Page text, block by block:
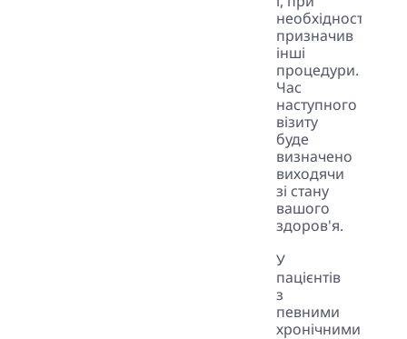
необхідності,
призначив
інші
процедури.
Час
наступного
візиту
буде
визначено
виходячи
зі стану
вашого
здоров'я.
У
пацієнтів
з
певними
хронічними